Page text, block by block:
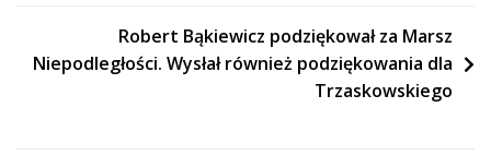
Robert Bąkiewicz podziękował za Marsz
Niepodległości. Wysłał również podziękowania dla
Trzaskowskiego